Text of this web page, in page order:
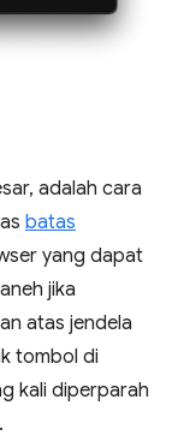
adalah cara
batas
yang dapat
jika
atas jendela
tombol di
kali diperparah